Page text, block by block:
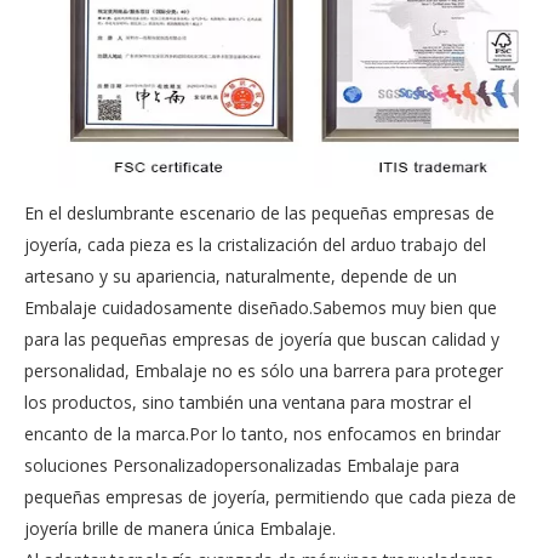
En el deslumbrante escenario de las pequeñas empresas de
joyería, cada pieza es la cristalización del arduo trabajo del
artesano y su apariencia, naturalmente, depende de un
Embalaje cuidadosamente diseñado.Sabemos muy bien que
para las pequeñas empresas de joyería que buscan calidad y
personalidad, Embalaje no es sólo una barrera para proteger
los productos, sino también una ventana para mostrar el
encanto de la marca.Por lo tanto, nos enfocamos en brindar
soluciones Personalizadopersonalizadas Embalaje para
pequeñas empresas de joyería, permitiendo que cada pieza de
joyería brille de manera única Embalaje.